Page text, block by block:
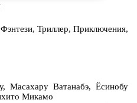
Триллер, Приключения,
Масахару Ватанабэ, Ёсинобу
Микамо